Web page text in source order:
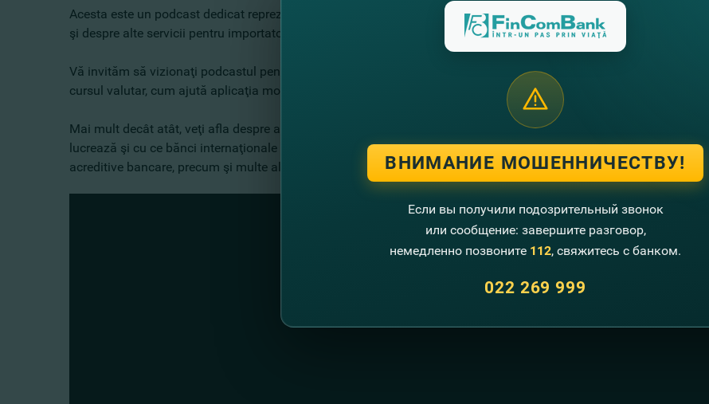
Acesta este un podcast dedicat reprezentanţilor mediului de afaceri din Republica Moldova. În această ediţie,
şi despre alte servicii pentru importatori şi exportatori.
Vă invităm să vizionaţi podcastul pentru a afla #CuAlteCuvinte ce presupune serviciul dealing, cum are loc
cursul valutar, cum ajută aplicaţia mobilă businessul şi cât e de simplu să cumperi şi să schimbi online sume de
Mai mult decât atât, veţi afla despre aşa numitele Contractele Forward şi care sunt avantajele acestora, de ce
lucrează şi cu ce bănci internaţionale are parteneriate FinComBank, pentru a le oferi clienţilor săi cele mai bune
acreditive bancare, precum şi multe altele în cea de-a doua ediţie a emisiunii #CuAlteCuvinte.
ВНИМАНИЕ МОШЕННИЧЕСТВУ!
Если вы получили подозрительный звонок
или сообщение: завершите разговор,
немедленно позвоните 112, свяжитесь с банком.
022 269 999